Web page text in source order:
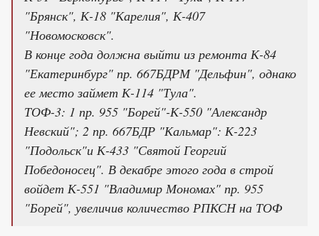
"Брянск", К-18 "Карелия", К-407
"Новомосковск".
В конце года должна выйти из ремонта К-84
"Екатеринбург" пр. 667БДРМ "Дельфин", однако
ее место займет К-114 "Тула".
ТОФ-3: 1 пр. 955 "Борей"-К-550 "Александр
Невский"; 2 пр. 667БДР "Кальмар": К-223
"Подольск"и К-433 "Святой Георгий
Победоносец". В декабре этого года в строй
войдет К-551 "Владимир Мономах" пр. 955
"Борей", увеличив количество РПКСН на ТОФ